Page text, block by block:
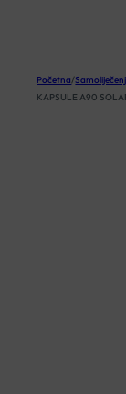
Početna/
KAPSULE A90